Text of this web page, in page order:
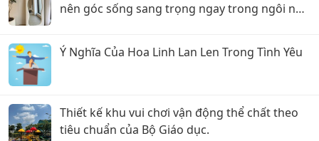
nên góc sống sang trọng ngay trong ngôi nhà
Ý Nghĩa Của Hoa Linh Lan Len Trong Tình Yêu
Thiết kế khu vui chơi vận động thể chất theo
tiêu chuẩn của Bộ Giáo dục.